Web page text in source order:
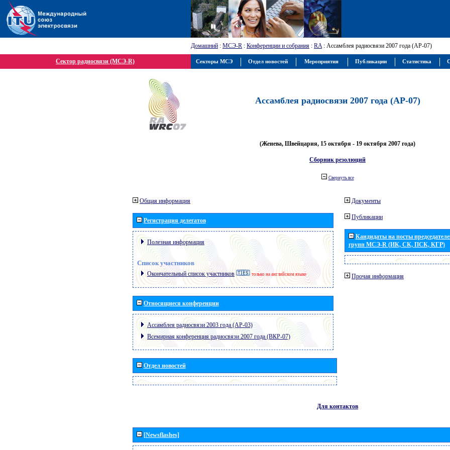
Домашний : МСЭ-R : Конференции и собрания : RA: Ассамблея радиосвязи 2007 года (АР-07)
Сектор радиосвязи (МСЭ-R)
Ассамблея радиосвязи 2007 года (АР-07)
(Женева, Швейцария, 15 октября - 19 октября 2007 года)
Сборник резолюций
Свернуть все
Общая информация
Регистрация делегатов
Полезная информация
Список участников
Окончательный список участников только на английском языке
Относящиеся конференции
Ассамблея радиосвязи 2003 года (АР-03)
Всемирная конференция радиосвязи 2007 года (ВКР-07)
Отдел новостей
Документы
Публикации
Кандидаты на посты
групп МСЭ-R (ИК, СК, ПСК, КГР)
Прочая информация
Для контактов
[Newsflashes]
Секторы МСЭ Отдел новостей Мероприятия Публикации Статистика